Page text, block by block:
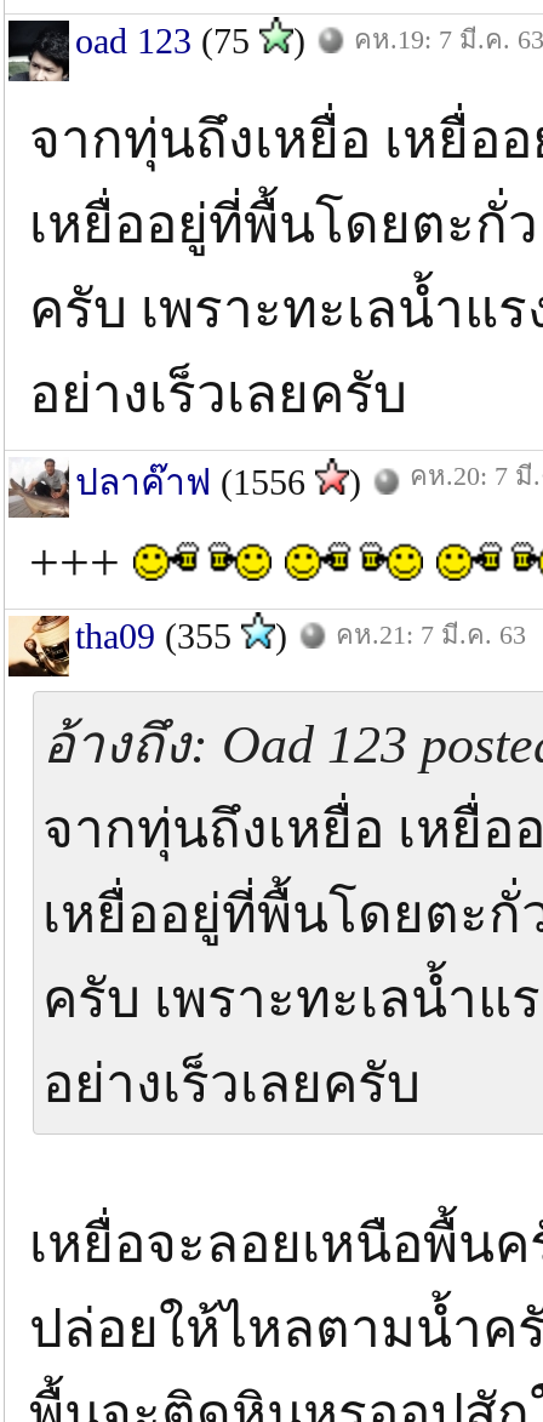
oad 123 (75 ) คห.19: 7 มี.ค. 63
จากทุ่นถึงเหยื่อ เหยื่อ
เหยื่ออยู่ที่พื้นโดยตะกั่
ครับ เพราะทะเลน้ำแ
อย่างเร็วเลยครับ
ปลาค๊าฟ (1556 ) คห.20: 7 มี
+++
tha09 (355 ) คห.21: 7 มี.ค. 63
อ้างถึง: Oad 123
จากทุ่นถึงเหยื่อ เหยื่
เหยื่ออยู่ที่พื้นโดยตะกั่
ครับ เพราะทะเลน้ำแ
อย่างเร็วเลยครับ
เหยื่อจะลอยเหนือพื้น
ปล่อยให้ไหลตามน้ำค